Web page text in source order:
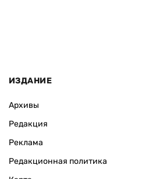
ИЗДАНИЕ
Архивы
Редакция
Реклама
Редакционная политика